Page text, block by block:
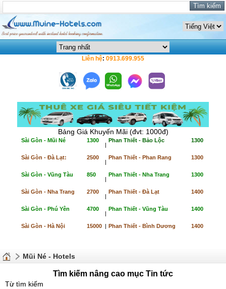
Liên hệ: 0913.699.955
Bảng Giá Khuyến Mãi (đvt: 1000đ)
Sài Gòn - Mũi Né 1300
|
Phan Thiết - Bảo Lộc 1300
Sài Gòn - Đà Lạt: 2500
|
Phan Thiết - Phan Rang 1300
Sài Gòn - Vũng Tàu 850
|
Phan Thiết - Nha Trang 1300
Sài Gòn - Nha Trang 2700
|
Phan Thiết - Đà Lạt 1400
Sài Gòn - Phú Yên 4700
|
Phan Thiết - Vũng Tàu 1400
Sài Gòn - Hà Nội 15000 | Phan Thiết - Bình Dương 1400
Mũi Né - Hotels
Tìm kiếm nâng cao mục Tin tức
Từ tìm kiếm